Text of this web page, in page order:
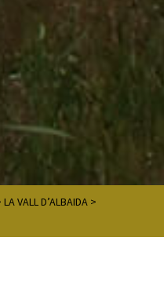
LA VALL D’ALBAIDA>